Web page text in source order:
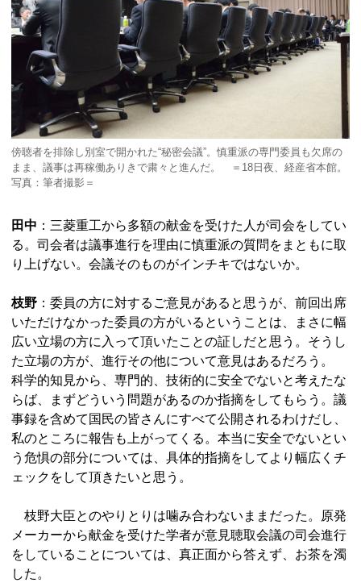
傍聴者を排除し別室で開かれた“秘密会議”。慎重派の専門委員も欠席の
まま、議事は再稼働ありきで粛々と進んだ。 ＝18日夜、経産省本館。
写真：筆者撮影＝
田中 ：三菱重工から多額の献金を受けた人が司会をしてい
る。司会者は議事進行を理由に慎重派の質問をまともに取
り上げない。会議そのものがインチキではないか。
枝野 ：委員の方に対するご意見があると思うが、前回出席
いただけなかった委員の方がいるということは、まさに幅
広い立場の方に入って頂いたことの証しだと思う。そうし
た立場の方が、進行その他について意見はあるだろう。
科学的知見から、専門的、技術的に安全でないと考えたな
らば、まずどういう問題があるのか指摘をしてもらう。議
事録を含めて国民の皆さんにすべて公開されるわけだし、
私のところに報告も上がってくる。本当に安全でないとい
う危惧の部分については、具体的指摘をしてより幅広くチ
ェックをして頂きたいと思う。
枝野大臣とのやりとりは噛み合わないままだった。原発
メーカーから献金を受けた学者が意見聴取会議の司会進行
をしていることについては、真正面から答えず、お茶を濁
した。